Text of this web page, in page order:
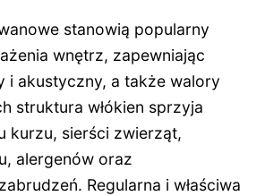
stanowią popularny
wnętrz, zapewniając
i akustyczny, a także walory
struktura włókien sprzyja
kurzu, sierści zwierząt,
alergenów oraz
Regularna i właściwa